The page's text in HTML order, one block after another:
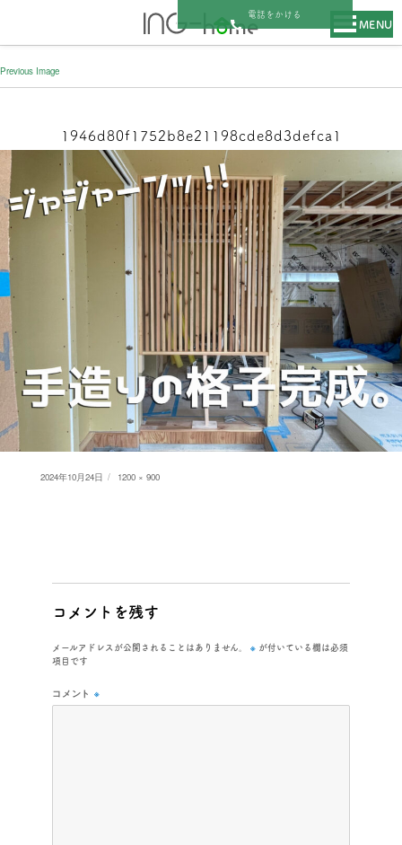
MENU
Previous Image
1946d80f1752b8e21198cde8d3defca1
Posted
2024年10月24日
Full
1200 × 900
コメントを残す
メールアドレスが公開されることはありません。 ※ が付いている欄は必須
項目です
コメント ※
電話をかける